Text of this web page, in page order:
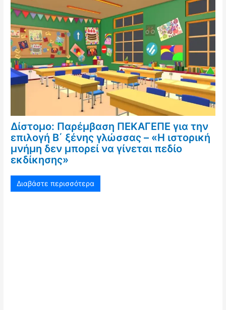
Δίστομο: Παρέμβαση ΠΕΚΑΓΕΠΕ για την
επιλογή Β΄ ξένης γλώσσας – «Η ιστορική
μνήμη δεν μπορεί να γίνεται πεδίο
εκδίκησης»
Διαβάστε περισσότερα